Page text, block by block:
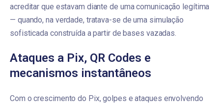
acreditar que estavam diante de uma comunicação legítima
— quando, na verdade, tratava-se de uma simulação
sofisticada construída a partir de bases vazadas.
Ataques a Pix, QR Codes e
mecanismos instantâneos
Com o crescimento do Pix, golpes e ataques envolvendo